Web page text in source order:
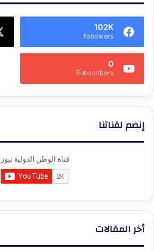
102K
followers
0
Subscribers
إنضم لقناتنا
أخر المقالات